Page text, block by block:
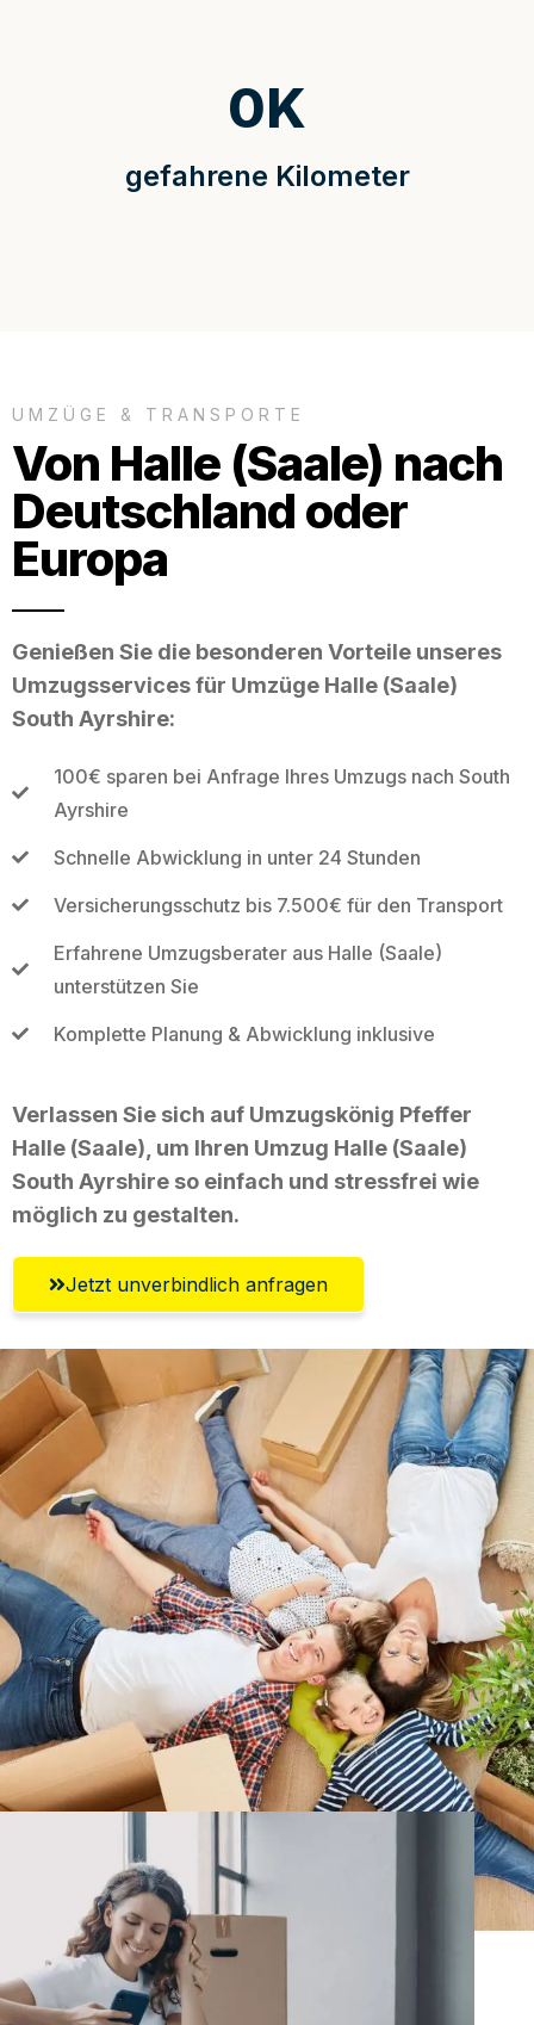
gefahrene Kilometer
0K
UMZÜGE & TRANSPORTE
Von Halle (Saale) nach
Deutschland oder
Europa
Genießen Sie die besonderen Vorteile unseres
Umzugsservices für Umzüge Halle (Saale)
South Ayrshire:
100€ sparen bei Anfrage Ihres Umzugs nach South
Ayrshire
Schnelle Abwicklung in unter 24 Stunden
Versicherungsschutz bis 7.500€ für den Transport
Erfahrene Umzugsberater aus Halle (Saale)
unterstützen Sie
Komplette Planung & Abwicklung inklusive
Verlassen Sie sich auf Umzugskönig Pfeffer
Halle (Saale), um Ihren Umzug Halle (Saale)
South Ayrshire so einfach und stressfrei wie
möglich zu gestalten.
Jetzt unverbindlich anfragen